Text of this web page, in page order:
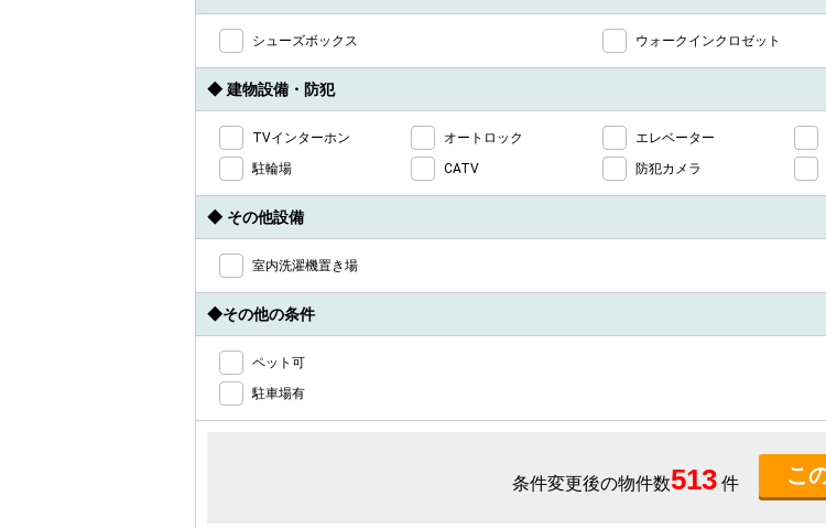
シューズボックス ウォークインクロゼット
◆ 建物設備・防犯
TVインターホン オートロック エレベーター
駐輪場
CATV 防犯カメラ
◆ その他設備
室内洗濯機置き場
◆その他の条件
ペット可
駐車場有
条件変更後の物件数513 件